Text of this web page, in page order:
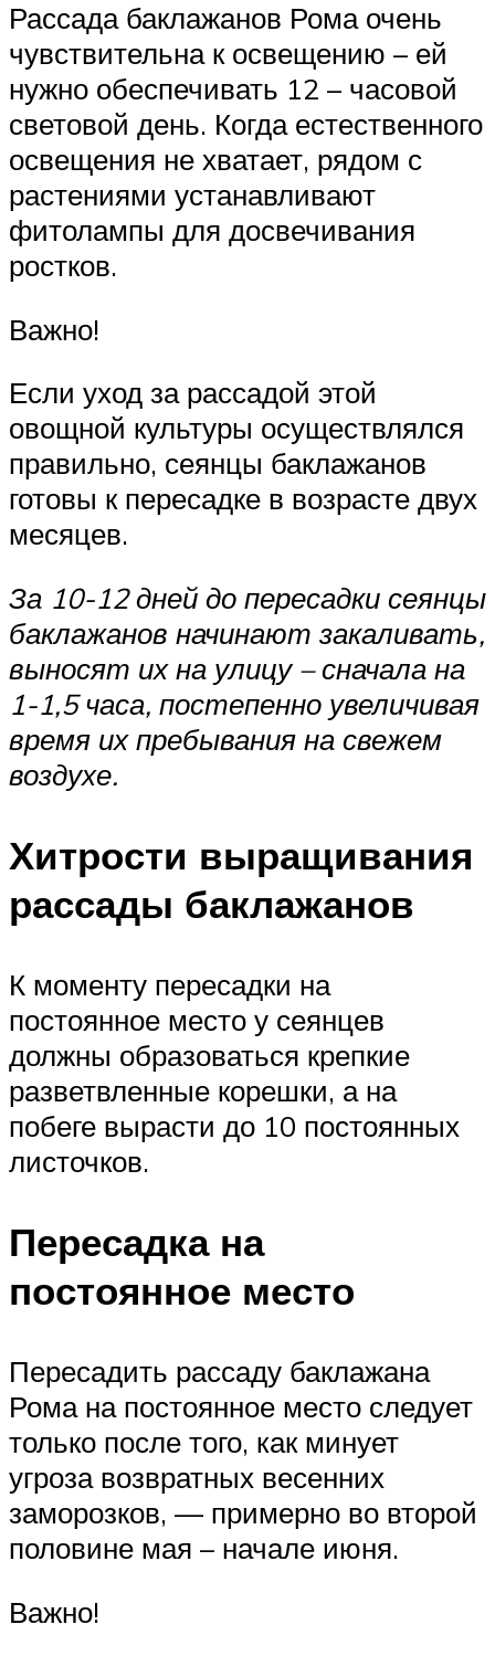
Рассада баклажанов Рома очень
чувствительна к освещению – ей
нужно обеспечивать 12 – часовой
световой день. Когда естественного
освещения не хватает, рядом с
растениями устанавливают
фитолампы для досвечивания
ростков.
Важно!
Если уход за рассадой этой
овощной культуры осуществлялся
правильно, сеянцы баклажанов
готовы к пересадке в возрасте двух
месяцев.
За 10-12 дней до пересадки сеянцы
баклажанов начинают закаливать,
выносят их на улицу – сначала на
1-1,5 часа, постепенно увеличивая
время их пребывания на свежем
воздухе.
Хитрости выращивания
рассады баклажанов
К моменту пересадки на
постоянное место у сеянцев
должны образоваться крепкие
разветвленные корешки, а на
побеге вырасти до 10 постоянных
листочков.
Пересадка на
постоянное место
Пересадить рассаду баклажана
Рома на постоянное место следует
только после того, как минует
угроза возвратных весенних
заморозков, — примерно во второй
половине мая – начале июня.
Важно!